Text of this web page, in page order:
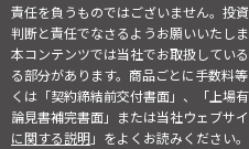
責任を負うものではございません。投
判断と責任でなさるようお願いいたしま
本コンテンツでは当社でお取扱してい
る部分があります。商品ごとに手数料
くは「契約締結前交付書面」、「上場
論見書補完書面」または当社ウェブサ
に関する説明」をよくお読みください。